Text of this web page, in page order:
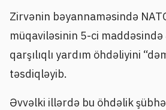
Zirvənin bəyannaməsində
müqaviləsinin 5-ci maddəsində
qarşılıqlı yardım öhdəliyini
təsdiqləyib.
Əvvəlki illərdə bu öhdəlik